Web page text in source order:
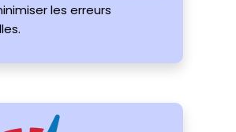
les erreurs